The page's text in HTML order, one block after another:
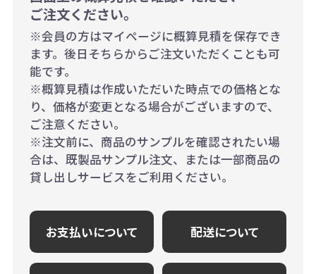
ご注文ください。
※会員の方はマイページに概算見積を保存でき
ます。後日そちらからご注文いただくことも可
能です。
※概算見積は作成いただいた時点での価格とな
り、価格が変更となる場合がございますので、
ご注意ください。
※注文前に、商品のサンプルを確認されたい場
合は、既製品サンプル注文、または一部商品の
貸し出しサービスをご利用ください。
お支払いについて 配送について